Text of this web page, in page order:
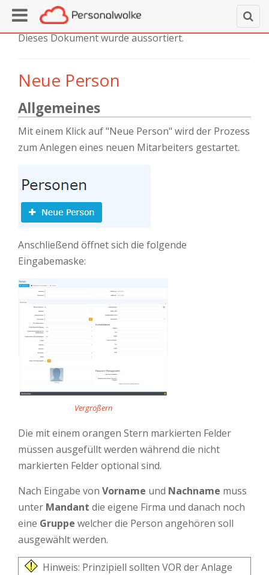
Dieses Dokument wurde aussortiert.
Neue Person
Allgemeines
Mit einem Klick auf "Neue Person" wird der Prozess
zum Anlegen eines neuen Mitarbeiters gestartet.
Anschließend öffnet sich die folgende
Eingabemaske:
Vergrößern
Die mit einem orangen Stern markierten Felder
müssen ausgefüllt werden während die nicht
markierten Felder optional sind.
Nach Eingabe von Vorname und Nachname muss
unter Mandant die eigene Firma und danach noch
eine Gruppe welcher die Person angehören soll
ausgewählt werden.
Hinweis: Prinzipiell sollten VOR der Anlage